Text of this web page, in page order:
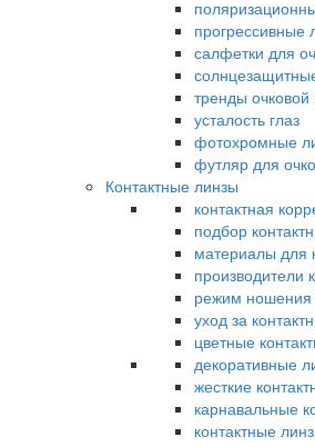
прогрессивные
салфетки для
тренды
усталость глаз
фотохромные
футляр для
Контактные линзы
контактная
подбор
материалы для
производители
режим ношения
уход за
цветные
декоративные
жесткие
карнавальные
контактные